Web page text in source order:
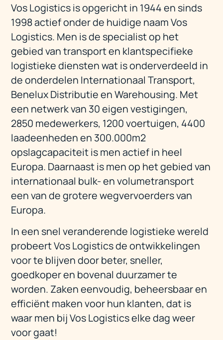
Vos Logistics is opgericht in 1944 en sinds
1998 actief onder de huidige naam Vos
Logistics. Men is de specialist op het
gebied van transport en klantspecifieke
logistieke diensten wat is onderverdeeld in
de onderdelen Internationaal Transport,
Benelux Distributie en Warehousing. Met
een netwerk van 30 eigen vestigingen,
2850 medewerkers, 1200 voertuigen, 4400
laadeenheden en 300.000m2
opslagcapaciteit is men actief in heel
Europa. Daarnaast is men op het gebied van
internationaal bulk- en volumetransport
een van de grotere wegvervoerders van
Europa.
In een snel veranderende logistieke wereld
probeert Vos Logistics de ontwikkelingen
voor te blijven door beter, sneller,
goedkoper en bovenal duurzamer te
worden. Zaken eenvoudig, beheersbaar en
efficiënt maken voor hun klanten, dat is
waar men bij Vos Logistics elke dag weer
voor gaat!